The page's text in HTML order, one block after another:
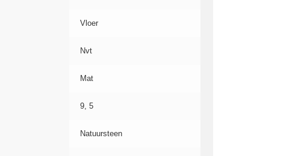
Vloer
Nvt
Mat
9, 5
Natuursteen